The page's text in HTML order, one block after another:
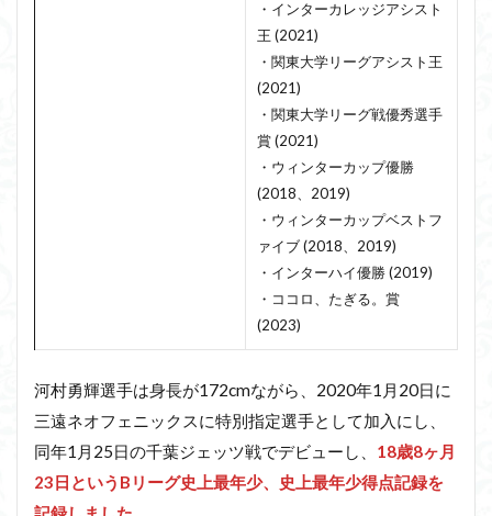
・インターカレッジアシスト
王 (2021)
・関東大学リーグアシスト王
(2021)
・関東大学リーグ戦優秀選手
賞 (2021)
・ウィンターカップ優勝
(2018、2019)
・ウィンターカップベストフ
ァイブ (2018、2019)
・インターハイ優勝 (2019)
・ココロ、たぎる。賞
(2023)
河村勇輝選手は身長が172cmながら、2020年1月20日に
三遠ネオフェニックスに特別指定選手として加入にし、
同年1月25日の千葉ジェッツ戦でデビューし、 18歳8ヶ月
23日というBリーグ史上最年少、史上最年少得点記録を